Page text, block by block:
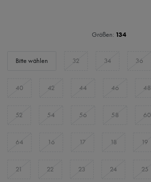
Größen: 134
Bitte wählen 32 34 36
40 42 44 46 48
52 54 56 58 60
64 16 17 18 19
21 22 23 24 25